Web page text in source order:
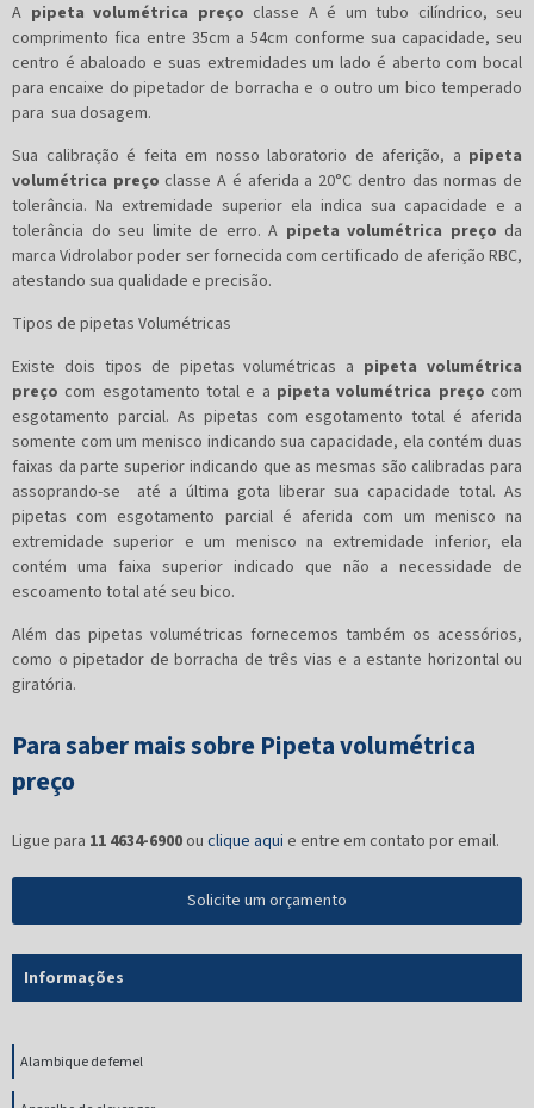
A pipeta volumétrica preço classe A é um tubo cilíndrico, seu
comprimento fica entre 35cm a 54cm conforme sua capacidade, seu
centro é abaloado e suas extremidades um lado é aberto com bocal
para encaixe do pipetador de borracha e o outro um bico temperado
para sua dosagem.
Sua calibração é feita em nosso laboratorio de aferição, a pipeta
volumétrica preço classe A é aferida a 20°C dentro das normas de
tolerância. Na extremidade superior ela indica sua capacidade e a
tolerância do seu limite de erro. A pipeta volumétrica preço da
marca Vidrolabor poder ser fornecida com certificado de aferição RBC,
atestando sua qualidade e precisão.
Tipos de pipetas Volumétricas
Existe dois tipos de pipetas volumétricas a pipeta volumétrica
preço com esgotamento total e a pipeta volumétrica preço com
esgotamento parcial. As pipetas com esgotamento total é aferida
somente com um menisco indicando sua capacidade, ela contém duas
faixas da parte superior indicando que as mesmas são calibradas para
assoprando-se até a última gota liberar sua capacidade total. As
pipetas com esgotamento parcial é aferida com um menisco na
extremidade superior e um menisco na extremidade inferior, ela
contém uma faixa superior indicado que não a necessidade de
escoamento total até seu bico.
Além das pipetas volumétricas fornecemos também os acessórios,
como o pipetador de borracha de três vias e a estante horizontal ou
giratória.
Para saber mais sobre Pipeta volumétrica
preço
Ligue para 11 4634-6900 ou clique aqui e entre em contato por email.
Solicite um orçamento
Informações
Alambique de femel